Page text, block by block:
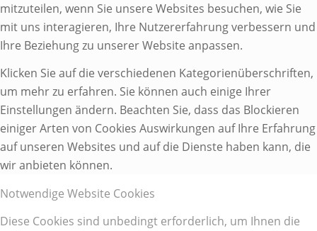
mitzuteilen, wenn Sie unsere Websites besuchen, wie Sie
mit uns interagieren, Ihre Nutzererfahrung verbessern und
Ihre Beziehung zu unserer Website anpassen.
Klicken Sie auf die verschiedenen Kategorienüberschriften,
um mehr zu erfahren. Sie können auch einige Ihrer
Einstellungen ändern. Beachten Sie, dass das Blockieren
einiger Arten von Cookies Auswirkungen auf Ihre Erfahrung
auf unseren Websites und auf die Dienste haben kann, die
wir anbieten können.
Notwendige Website Cookies
Diese Cookies sind unbedingt erforderlich, um Ihnen die